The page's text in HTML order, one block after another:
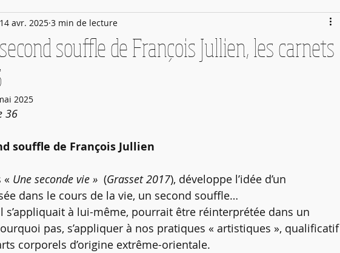
souffle de François Jullien, les carnets
14 avr. 2025 3 min de lecture
2025
36
souffle de François Jullien
« Une seconde vie » (Grasset 2017), développe l’idée d’un
dans le cours de la vie, un second souffle…
s’appliquait à lui-même, pourrait être réinterprétée dans un
pas, s’appliquer à nos pratiques « artistiques », qualificatif
corporels d’origine extrême-orientale.